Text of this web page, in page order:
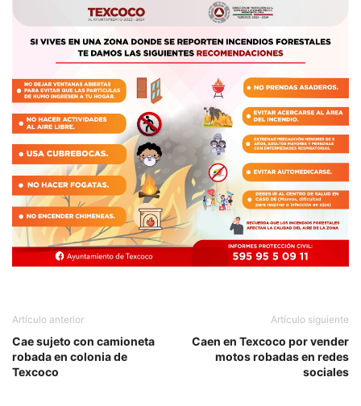
Artículo anterior
Cae sujeto con camioneta
robada en colonia de
Texcoco
Artículo siguiente
Caen en Texcoco por vender
motos robadas en redes
sociales